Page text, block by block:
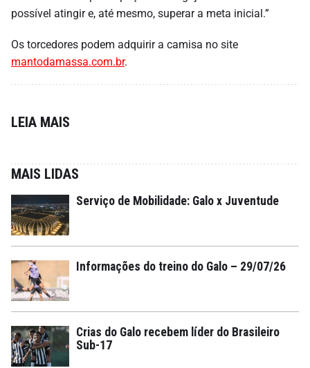
possível atingir e, até mesmo, superar a meta inicial.”
Os torcedores podem adquirir a camisa no site
mantodamassa.com.br.
LEIA MAIS
MAIS LIDAS
Serviço de Mobilidade: Galo x Juventude
Informações do treino do Galo – 29/07/26
Crias do Galo recebem líder do Brasileiro
Sub-17